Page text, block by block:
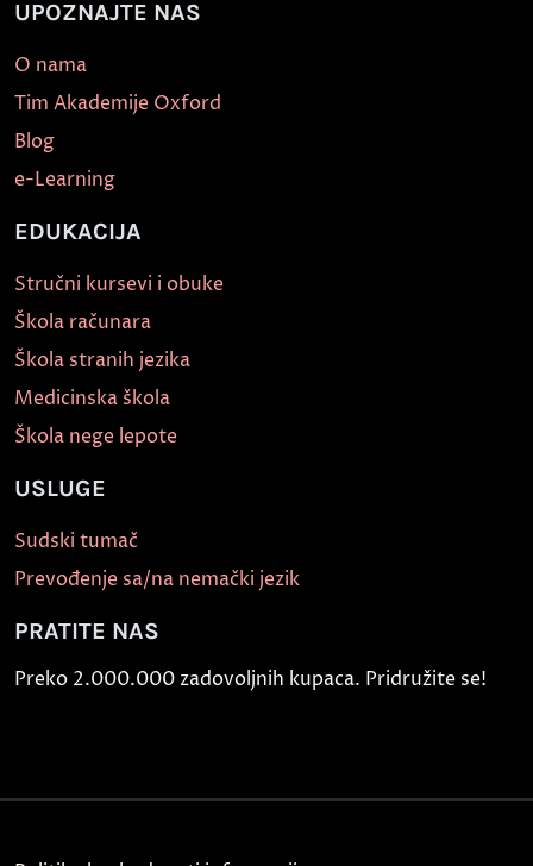
UPOZNAJTE NAS
O nama
Tim Akademije Oxford
Blog
e-Learning
EDUKACIJA
Stručni kursevi i obuke
Škola računara
Škola stranih jezika
Medicinska škola
Škola nege lepote
USLUGE
Sudski tumač
Prevođenje sa/na nemački jezik
PRATITE NAS
Preko 2.000.000 zadovoljnih kupaca. Pridružite se!